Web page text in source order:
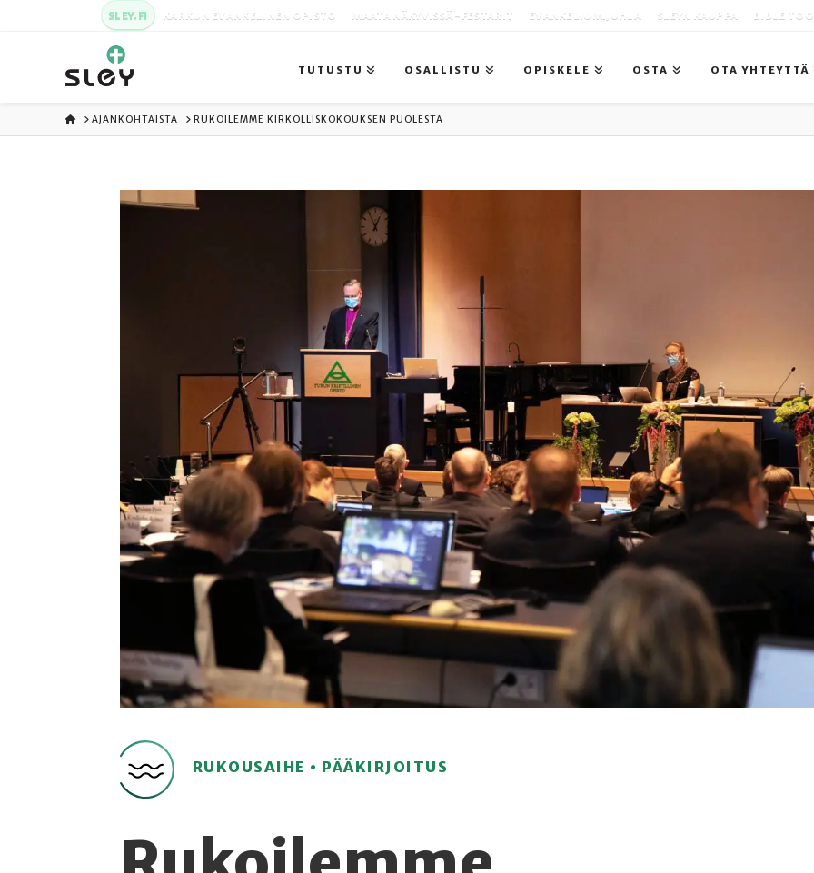
SLEY.FI KARKUN EVANKELINEN OPISTO MAATA NÄKYVISSÄ -FESTARIT EVANKELIUMIJUHLA SLEYN KAUPPA BIBLE
TUTUSTU OSALLISTU OPISKELE OSTA OTA YHTEYTTÄ
ETUSIVU
AJANKOHTAISTA RUKOILEMME KIRKOLLISKOKOUKSEN PUOLESTA
RUKOUSAIHE • PÄÄKIRJOITUS